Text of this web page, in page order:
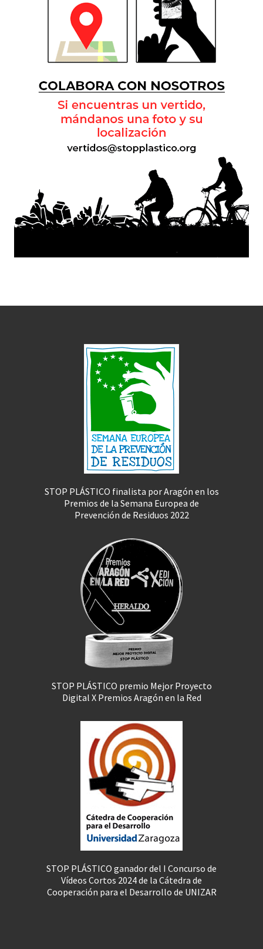
STOP PLÁSTICO finalista por Aragón en los
Premios de la Semana Europea de
Prevención de Residuos 2022
STOP PLÁSTICO premio Mejor Proyecto
Digital X Premios Aragón en la Red
STOP PLÁSTICO ganador del I Concurso de
Vídeos Cortos 2024 de la Cátedra de
Cooperación para el Desarrollo de UNIZAR